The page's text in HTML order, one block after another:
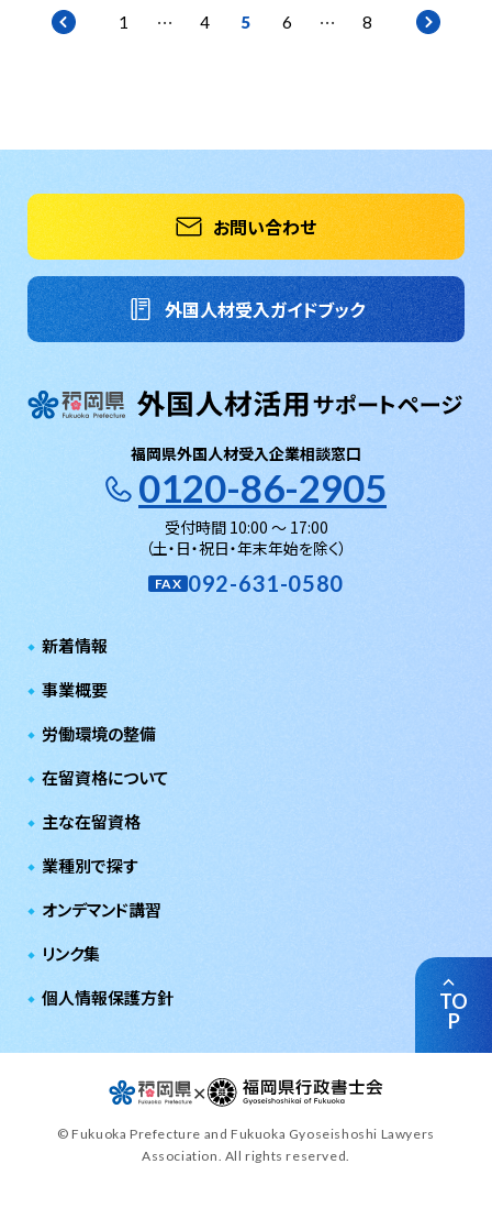
p
1 … 4 5 6 … 8
n
TO
P
お問い合わせ
外国人材受入ガイドブック
福岡県外国人材受入企業相談窓口
0120-86-2905
受付時間 10:00 〜 17:00
（土・日・祝日・年末年始を除く）
FAX 092-631-0580
新着情報
事業概要
労働環境の整備
在留資格について
主な在留資格
業種別で探す
オンデマンド講習
リンク集
個人情報保護方針
✕
© Fukuoka Prefecture and Fukuoka Gyoseishoshi Lawyers
Association. All rights reserved.